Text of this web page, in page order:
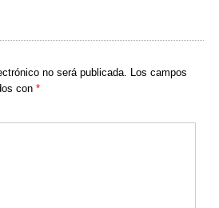
no será publicada.
Los campos
con *